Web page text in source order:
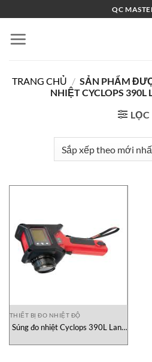
qua
nội
QC
TRANG CHỦ / SẢN PHẨM
NHIỆT CYCLOPS 390L
LỌC
THIẾT BỊ ĐO NHIỆT ĐỘ
Súng đo nhiệt Cyclops 390L Land